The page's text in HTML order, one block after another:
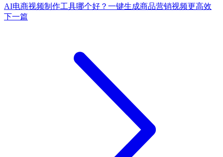
AI电商视频制作工具哪个好？一键生成商品营销视频更高效
下一篇